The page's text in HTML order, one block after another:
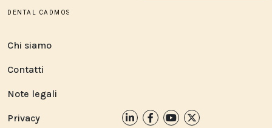
Chi siamo
Contatti
Note legali
Privacy